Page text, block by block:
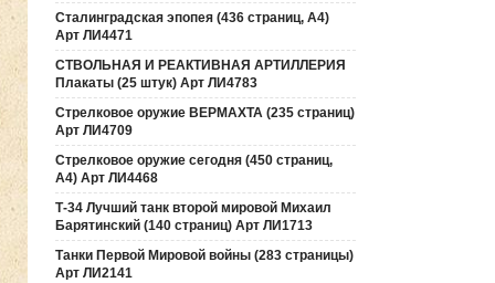
Сталинградская эпопея (436 страниц, А4)
Арт ЛИ4471
СТВОЛЬНАЯ И РЕАКТИВНАЯ АРТИЛЛЕРИЯ
Плакаты (25 штук) Арт ЛИ4783
Стрелковое оружие ВЕРМАХТА (235 страниц)
Арт ЛИ4709
Стрелковое оружие сегодня (450 страниц,
А4) Арт ЛИ4468
Т-34 Лучший танк второй мировой Михаил
Барятинский (140 страниц) Арт ЛИ1713
Танки Первой Мировой войны (283 страницы)
Арт ЛИ2141